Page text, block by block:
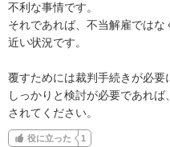
不利な事情です。
それであれば、不当解雇では
近い状況です。
覆すためには裁判手続きが必要
しっかりと検討が必要であれ
されてください。
役に立った 1